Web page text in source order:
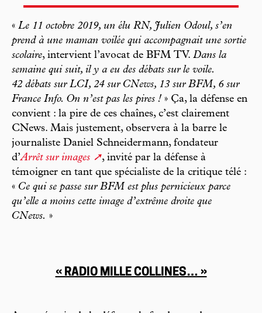
« Le 11 octobre 2019, un élu RN, Julien Odoul, s’en
prend à une maman voilée qui accompagnait une sortie
scolaire, intervient l’avocat de BFM TV. Dans la
semaine qui suit, il y a eu des débats sur le voile.
42 débats sur LCI, 24 sur CNews, 13 sur BFM, 6 sur
France Info. On n’est pas les pires ! » Ça, la défense en
convient : la pire de ces chaînes, c’est clairement
CNews. Mais justement, observera à la barre le
journaliste Daniel Schneidermann, fondateur
d’Arrêt sur images
, invité par la défense à
témoigner en tant que spécialiste de la critique télé :
« Ce qui se passe sur BFM est plus pernicieux parce
qu’elle a moins cette image d’extrême droite que
CNews. »
« RADIO MILLE COLLINES… »